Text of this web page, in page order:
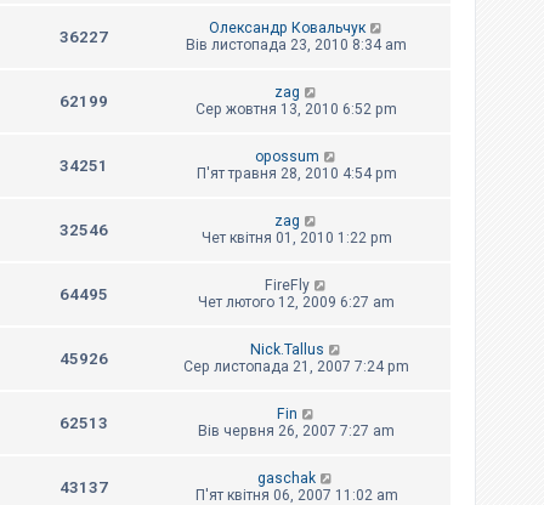
36227
Олександр Ковальчук
Вів листопада 23, 2010 8:34 am
62199
zag
Сер жовтня 13, 2010 6:52 pm
34251
opossum
П'ят травня 28, 2010 4:54 pm
32546
zag
Чет квітня 01, 2010 1:22 pm
64495
FireFly
Чет лютого 12, 2009 6:27 am
45926
Nick.Tallus
Сер листопада 21, 2007 7:24 pm
62513
Fin
Вів червня 26, 2007 7:27 am
43137
gaschak
П'ят квітня 06, 2007 11:02 am